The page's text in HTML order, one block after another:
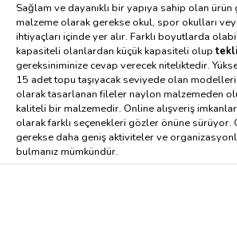
Sağlam ve dayanıklı bir yapıya sahip olan
malzeme olarak gerekse okul, spor okulları
ihtiyaçları içinde yer alır. Farklı boyutlarda
kapasiteli olanlardan küçük kapasiteli olup
gereksiniminize cevap verecek niteliktedir.
15 adet topu taşıyacak seviyede olan
olarak tasarlanan fileler naylon malzemeden
kaliteli bir malzemedir. Online alışveriş
olarak farklı seçenekleri gözler önüne sürüyor.
gerekse daha geniş aktiviteler ve
bulmanız mümkündür.